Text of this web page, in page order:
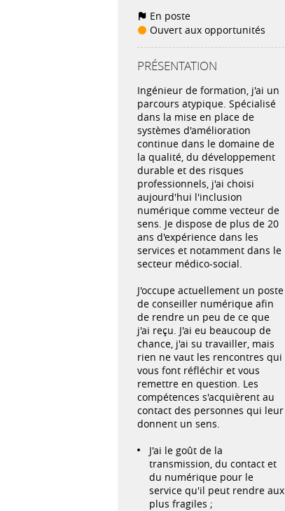
En poste
Ouvert aux opportunités
PRÉSENTATION
Ingénieur de formation, j'ai un
parcours atypique. Spécialisé
dans la mise en place de
systèmes d'amélioration
continue dans le domaine de
la qualité, du développement
durable et des risques
professionnels, j'ai choisi
aujourd'hui l'inclusion
numérique comme vecteur de
sens. Je dispose de plus de 20
ans d'expérience dans les
services et notamment dans le
secteur médico-social.
J'occupe actuellement un poste
de conseiller numérique afin
de rendre un peu de ce que
j'ai reçu. J'ai eu beaucoup de
chance, j'ai su travailler, mais
rien ne vaut les rencontres qui
vous font réfléchir et vous
remettre en question. Les
compétences s'acquièrent au
contact des personnes qui leur
donnent un sens.
J'ai le goût de la
transmission, du contact et
du numérique pour le
service qu'il peut rendre aux
plus fragiles ;